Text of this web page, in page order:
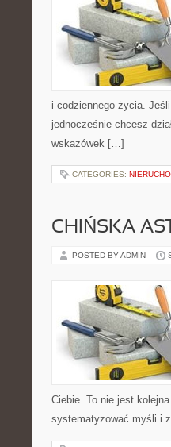
i codziennego życia.
jednocześnie chcesz
wskazówek […]
CATEGORIES:
CHIŃSKA
POSTED BY ADMIN
Ciebie. To nie jest
systematyzować myśli i